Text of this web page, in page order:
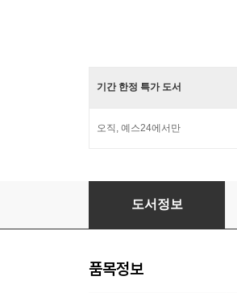
기간 한정 특가 도서
오직, 예스24에서만
더뮤지컬 THE MUSICAL
도서정보
품목정보